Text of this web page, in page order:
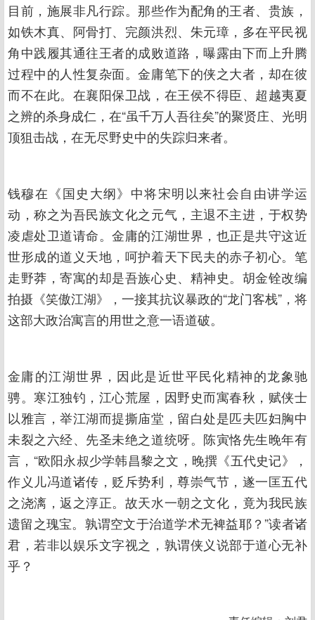
目前，施展非凡行踪。那些作为配角的王者、贵族，
如铁木真、阿骨打、完颜洪烈、朱元璋，多在平民视
角中践履其通往王者的成败道路，曝露由下而上升腾
过程中的人性复杂面。金庸笔下的侠之大者，却在彼
而不在此。在襄阳保卫战，在王侯不得臣、超越夷夏
之辨的杀身成仁，在“虽千万人吾往矣”的聚贤庄、光明
顶狙击战，在无尽野史中的失踪归来者。
钱穆在《国史大纲》中将宋明以来社会自由讲学运
动，称之为吾民族文化之元气，主退不主进，于权势
凌虐处卫道请命。金庸的江湖世界，也正是共守这近
世形成的道义天地，呵护着天下民夫的赤子初心。笔
走野莽，寄寓的却是吾族心史、精神史。胡金铨改编
拍摄《笑傲江湖》，一接其抗议暴政的“龙门客栈”，将
这部大政治寓言的用世之意一语道破。
金庸的江湖世界，因此是近世平民化精神的龙象驰
骋。寒江独钓，江心荒屋，因野史而寓春秋，赋侠士
以雅言，举江湖而提撕庙堂，留白处是匹夫匹妇胸中
未裂之六经、先圣未绝之道统呀。陈寅恪先生晚年有
言，“欧阳永叔少学韩昌黎之文，晚撰《五代史记》，
作义儿冯道诸传，贬斥势利，尊崇气节，遂一匡五代
之浇漓，返之淳正。故天水一朝之文化，竟为我民族
遗留之瑰宝。孰谓空文于治道学术无裨益耶？”读者诸
君，若非以娱乐文字视之，孰谓侠义说部于道心无补
乎？